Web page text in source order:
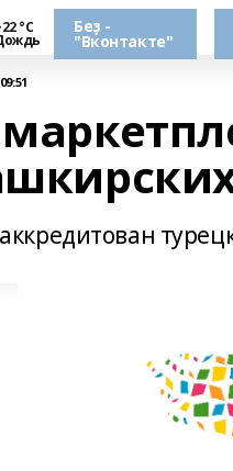
°С Беҙ -
"Вконтакте"